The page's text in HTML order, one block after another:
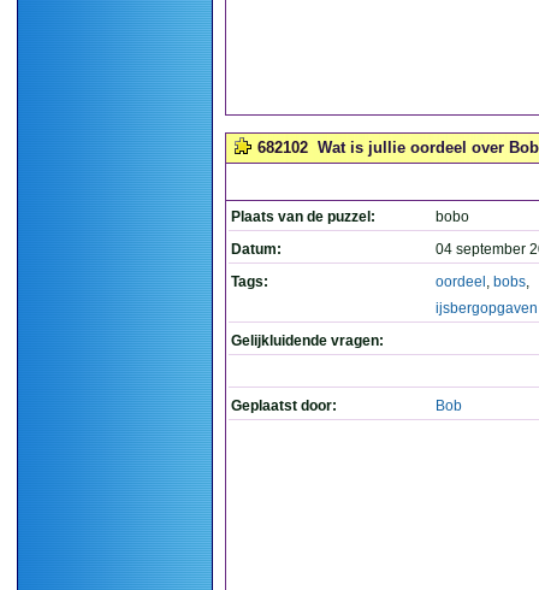
682102 Wat is jullie oordeel over
Plaats van de puzzel:
bobo
Datum:
04 september
Tags:
oordeel , bobs,
ijsbergopgaven
Gelijkluidende vragen:
Geplaatst door: Bob